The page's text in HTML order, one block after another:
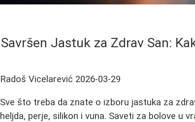
Savršen Jastuk za Zdrav San:
Radoš Vicelarević 2026-03-29
Sve što treba da znate o izboru jastuka za
heljda, perje, silikon i vuna. Saveti za bolove u